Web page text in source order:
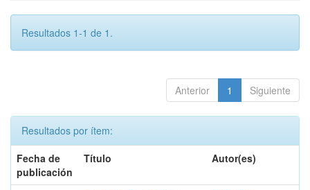
Resultados 1-1 de 1.
Anterior 1 Siguiente
Resultados por ítem:
Fecha de
publicación
Título Autor(es)